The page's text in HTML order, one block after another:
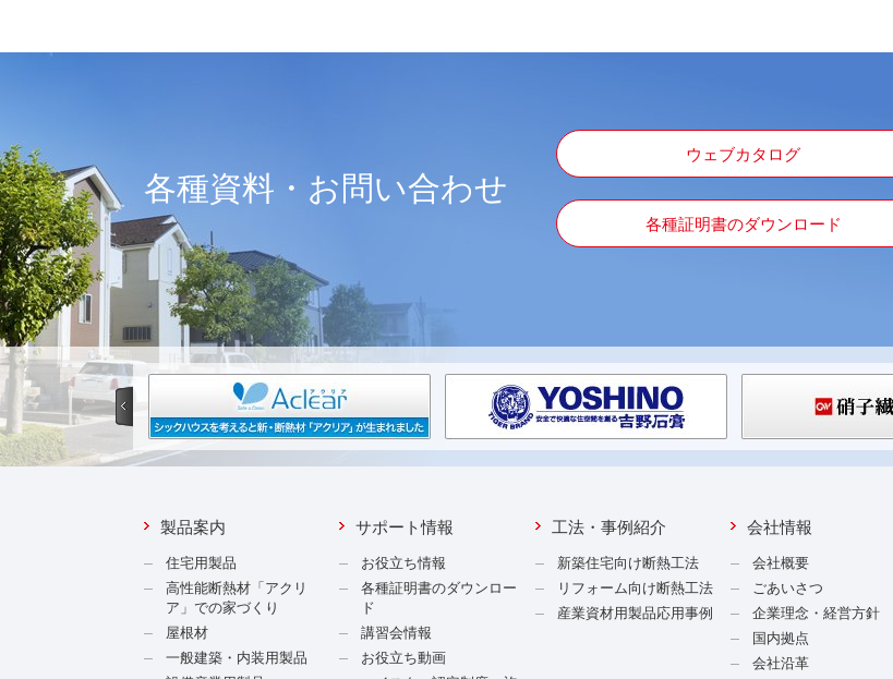
各種資料・お問い合わせ
ウェブカタログ
各種証明書のダウンロード
製品案内
住宅用製品
高性能断熱材「アクリ
ア」での家づくり
屋根材
一般建築・内装用製品
サポート情報
お役立ち情報
各種証明書のダウンロー
ド
講習会情報
お役立ち動画
工法・事例紹介
新築住宅向け断熱工法
リフォーム向け断熱工法
産業資材用製品応用事例
会社情報
会社概要
ごあいさつ
企業理念・経営方針
国内拠点
会社沿革